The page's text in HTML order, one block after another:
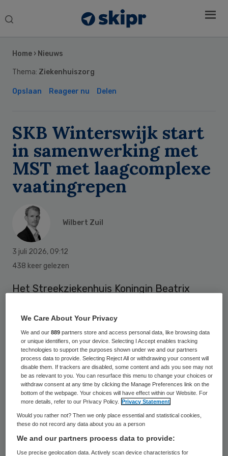
Search
Home › Nieuws
Thema: Ziekenhuiszorg
Opslaan Reageer nu Delen
SKB Winterswijk start
in samenwerking met
MST met laagcomplexe
vaatingrepen
Wilbert Zuil
3 juli 2026, 09:12
438 keer gelezen
Het Streekziekenhuis Koningin Beatrix
met het Medisch Spectrum Twente (MST)
met het uitvoeren van laagcomplexe
vaatinterventies. Patiënten uit de
Achterhoek met relatief eenvoudige
vaatproblemen aan de benen hoeven
hiervoor niet langer standaard naar
Enschede af te reizen. Het
streekziekenhuis verwacht op jaarbasis
ongeveer honderd patiënten te kunnen
Sidebar
We Care About Your Privacy
We and our889 partners store and access personal data, like browsing data
or unique identifiers, on your device. Selecting I Accept enables tracking
technologies to support the purposes shown under we and our partners
process data to provide. Selecting Reject All or withdrawing your consent will
disable them. If trackers are disabled, some content and ads you see may not
be as relevant to you. You can resurface this menu to change your choices or
withdraw consent at any time by clicking the Manage Preferences link on the
bottom of the webpage. Your choices will have effect within our Website. For
more details, refer to our Privacy Policy.
Privacy Statement
Would you rather not? Then we only place essential and statistical cookies,
these do not record any data about you as a person
We and our partners process data to provide:
Use precise geolocation data. Actively scan device characteristics for